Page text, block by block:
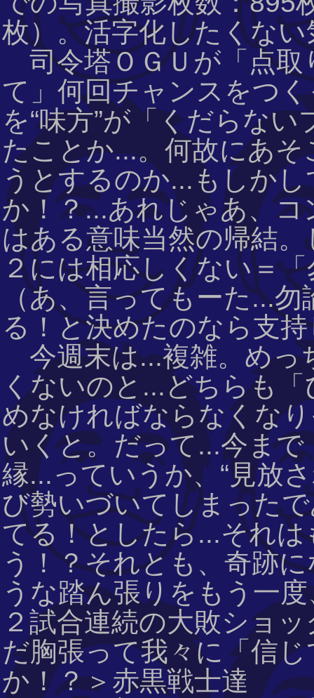
枚）。活字化したくな
司令塔ＯＧＵが「点取
て」何回チャンスをつ
を“味方”が「くだらな
たことか...。何故にあ
うとするのか...もしかし
か！？...あれじゃあ、
はある意味当然の帰結
２には相応しくない＝
（あ、言ってもーた...
る！と決めたのなら支
今週末は...複雑。めっ
くないのと...どちらも
めなければならなくな
いくと。だって...今ま
縁...っていうか、“見放
び勢いづいてしまった
てる！としたら...それ
う！？それとも、奇跡
うな踏ん張りをもう一
２試合連続の大敗ショ
だ胸張って我々に「信
か！？＞赤黒戦士達